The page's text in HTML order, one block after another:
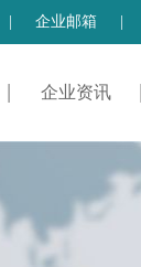
企业邮箱
企业资讯